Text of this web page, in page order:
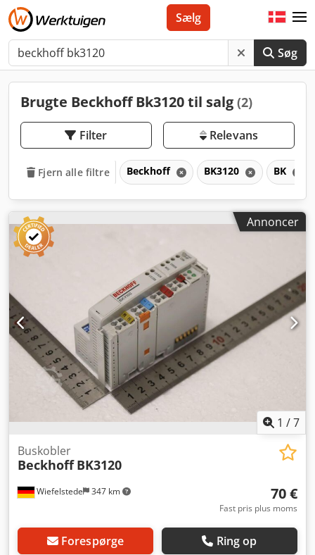
Søg
Sælg
Brugte Beckhoff Bk3120 til salg (2)
Filter Relevans
Fjern alle filtre Beckhoff BK3120 BK
Annoncer
1 /7
Wiefelstede 347 km
Buskobler
Beckhoff BK3120
70 €
Fast pris plus moms
Forespørge Ring op